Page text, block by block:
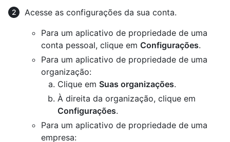
Acesse as configurações da sua conta.
Para um aplicativo de propriedade de uma
conta pessoal, clique em Configurações.
Para um aplicativo de propriedade de uma
organização:
Clique em Suas organizações.
À direita da organização, clique em
Configurações.
Para um aplicativo de propriedade de uma
empresa: